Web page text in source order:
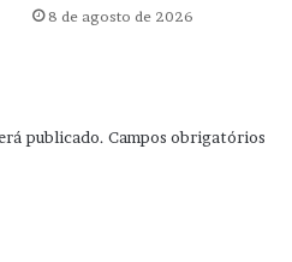
8 de agosto de 2026
publicado. Campos obrigatórios